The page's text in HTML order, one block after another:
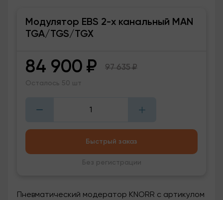
Модулятор EBS 2-х канальный MAN
TGA/TGS/TGX
84 900 ₽ 97 635₽
Осталось 50 шт
Быстрый заказ
Без регистрации
Пневматический модератор KNORR с артикулом